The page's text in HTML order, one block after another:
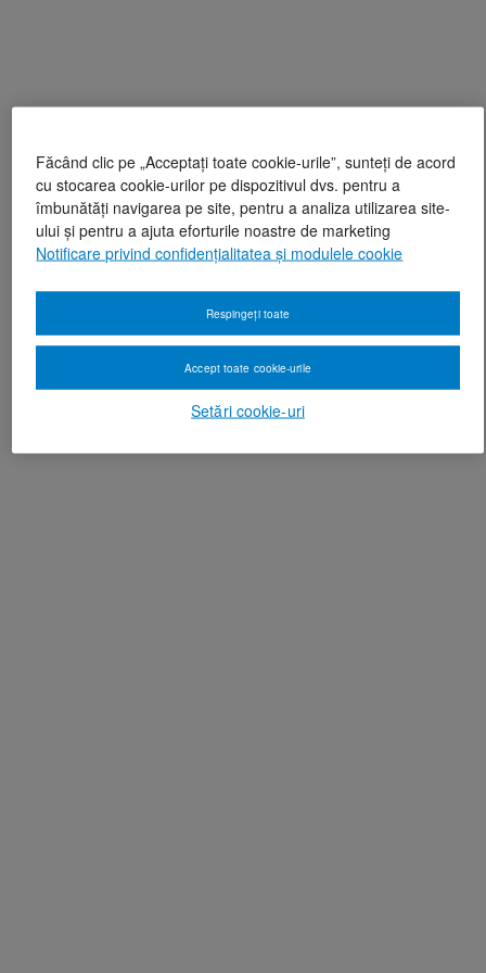
Făcând clic pe „Acceptați toate cookie-urile”, sunteți de acord
cu stocarea cookie-urilor pe dispozitivul dvs. pentru a
îmbunătăți navigarea pe site, pentru a analiza utilizarea site-
ului și pentru a ajuta eforturile noastre de marketing
Notificare privind confidențialitatea și modulele cookie
Setări cookie-uri
Respingeți toate
Accept toate cookie-urile